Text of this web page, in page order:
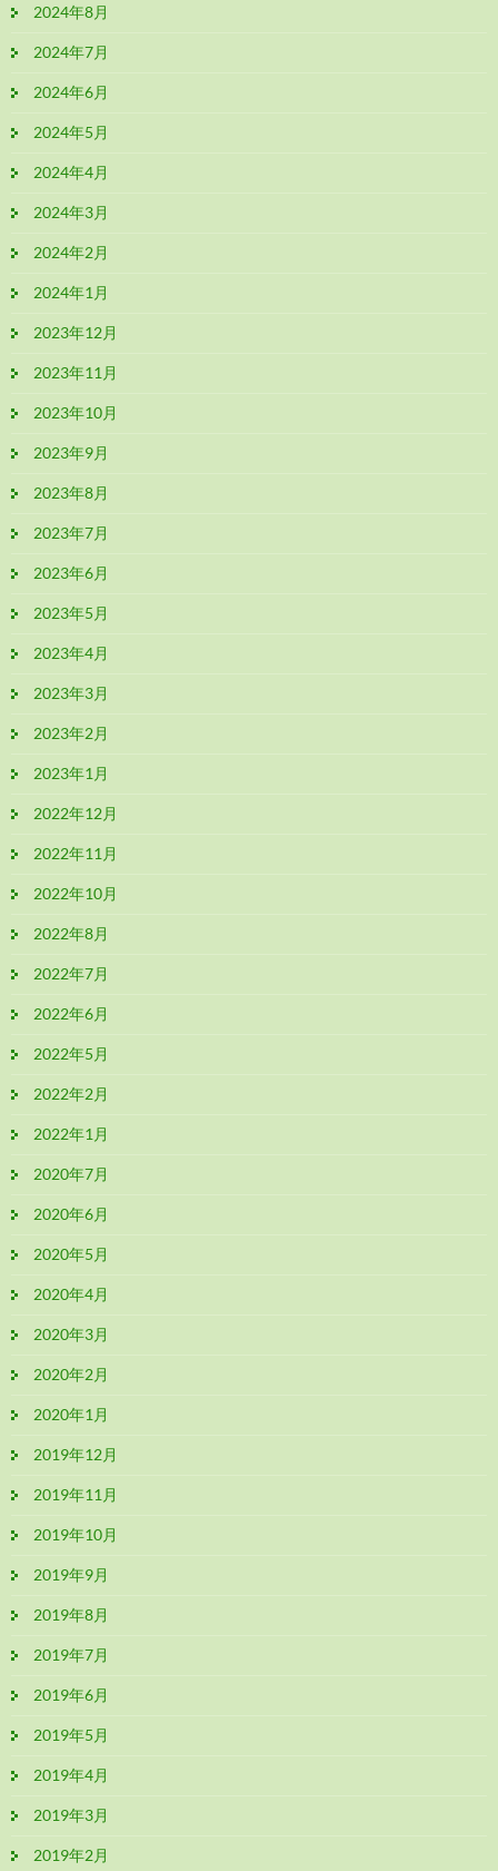
2024年8月
2024年7月
2024年6月
2024年5月
2024年4月
2024年3月
2024年2月
2024年1月
2023年12月
2023年11月
2023年10月
2023年9月
2023年8月
2023年7月
2023年6月
2023年5月
2023年4月
2023年3月
2023年2月
2023年1月
2022年12月
2022年11月
2022年10月
2022年8月
2022年7月
2022年6月
2022年5月
2022年2月
2022年1月
2020年7月
2020年6月
2020年5月
2020年4月
2020年3月
2020年2月
2020年1月
2019年12月
2019年11月
2019年10月
2019年9月
2019年8月
2019年7月
2019年6月
2019年5月
2019年4月
2019年3月
2019年2月